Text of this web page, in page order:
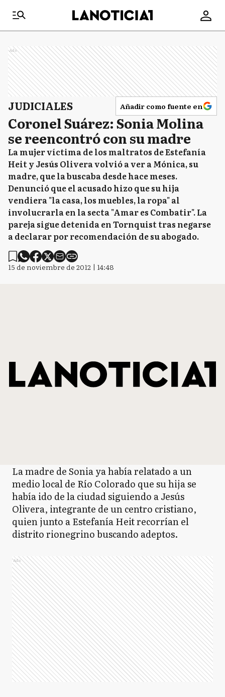
Ads
JUDICIALES Añadir como fuente en
Coronel Suárez: Sonia Molina
se reencontró con su madre
La mujer víctima de los maltratos de Estefanía
Heit y Jesús Olivera volvió a ver a Mónica, su
madre, que la buscaba desde hace meses.
Denunció que el acusado hizo que su hija
vendiera "la casa, los muebles, la ropa" al
involucrarla en la secta "Amar es Combatir". La
pareja sigue detenida en Tornquist tras negarse
a declarar por recomendación de su abogado.
15 de noviembre de 2012 | 14:48
La madre de Sonia ya había relatado a un
medio local de Río Colorado que su hija se
había ido de la ciudad siguiendo a Jesús
Olivera, integrante de un centro cristiano,
quien junto a Estefanía Heit recorrían el
distrito rionegrino buscando adeptos.
Ads